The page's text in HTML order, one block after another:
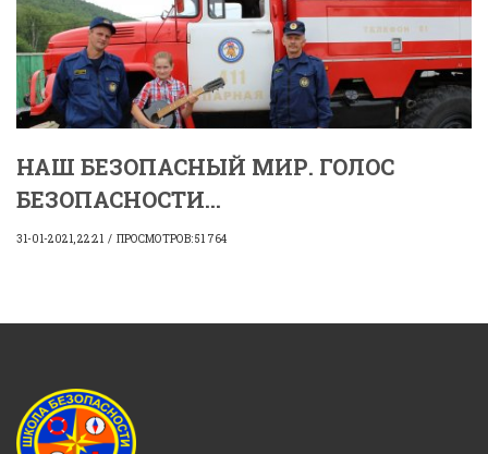
НАШ БЕЗОПАСНЫЙ МИР. ГОЛОС
БЕЗОПАСНОСТИ...
31-01-2021, 22:21 ПРОСМОТРОВ: 51 764